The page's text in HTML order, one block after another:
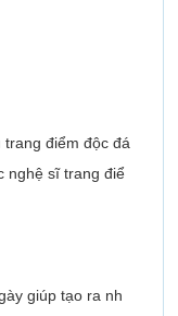
điểm độc đá
nghệ sĩ trang điể
giúp tạo ra nh